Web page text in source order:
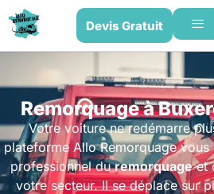
Devis Gratuit
Remorquage à
Votre voiture ne redémarre
plateforme Allo Remorquage
professionnel duremorquageet
votre secteur. Il se déplace sur